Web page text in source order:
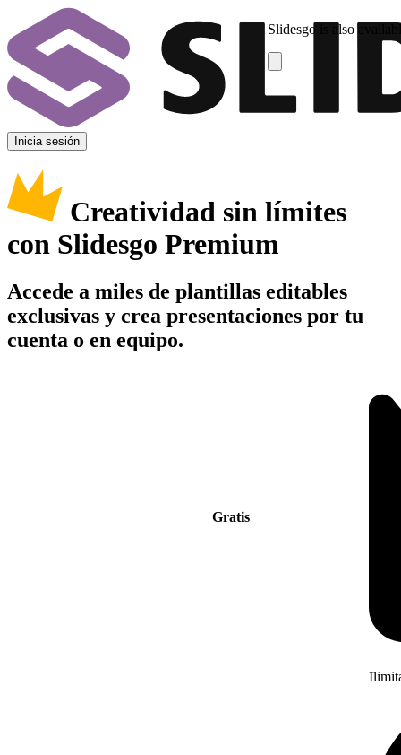
Slidesgo is also
Inicia sesión
Creatividad sin límites
con Slidesgo Premium
Accede a miles de plantillas editables
exclusivas y crea presentaciones por tu
cuenta o en equipo.
Gratis